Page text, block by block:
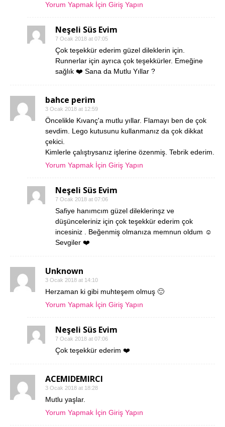
Yorum Yapmak İçin Giriş Yapın
Neşeli Süs Evim
7 Ocak 2018 at 07:05
Çok teşekkür ederim güzel dileklerin için.
Runnerlar için ayrıca çok teşekkürler. Emeğine
sağlık ❤️ Sana da Mutlu Yıllar ?
bahce perim
3 Ocak 2018 at 12:59
Öncelikle Kıvanç'a mutlu yıllar. Flamayı ben de çok
sevdim. Lego kutusunu kullanmanız da çok dikkat
çekici.
Kimlerle çalıştıysanız işlerine özenmiş. Tebrik ederim.
Yorum Yapmak İçin Giriş Yapın
Neşeli Süs Evim
7 Ocak 2018 at 07:06
Safiye hanımcım güzel dileklerinşz ve
düşünceleriniz için çok teşekkür ederim çok
incesiniz . Beğenmiş olmanıza memnun oldum ☺️
Sevgiler ❤️
Unknown
3 Ocak 2018 at 14:10
Herzaman ki gibi muhteşem olmuş 🙂
Yorum Yapmak İçin Giriş Yapın
Neşeli Süs Evim
7 Ocak 2018 at 07:06
Çok teşekkür ederim ❤️
ACEMIDEMIRCI
3 Ocak 2018 at 18:28
Mutlu yaşlar.
Yorum Yapmak İçin Giriş Yapın